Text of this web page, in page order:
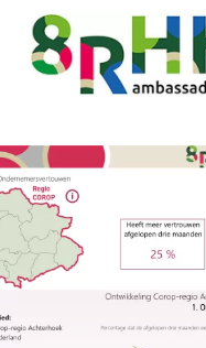
Doorgaan
naar
inhoud